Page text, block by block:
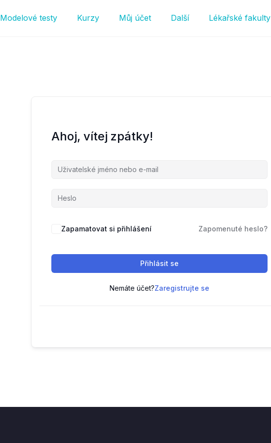
Modelové testy Kurzy Můj účet Další Lékařské fakulty
Ahoj, vítej zpátky!
Zapamatovat si přihlášení Zapomenuté heslo?
Přihlásit se
Nemáte účet?Zaregistrujte se